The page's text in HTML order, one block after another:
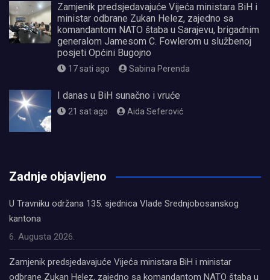
Zamjenik predsjedavajuće Vijeća ministara BiH i
ministar odbrane Zukan Helez, zajedno sa
komandantom NATO štaba u Sarajevu, brigadnim
generalom Jamesom C. Fowlerom u službenoj
posjeti Općini Bugojno
17 sati ago Sabina Perenda
I danas u BiH sunačno i vruće
21 sat ago Aida Seferović
Zadnje objavljeno
U Travniku održana 135. sjednica Vlade Srednjobosanskog
kantona
6. Augusta 2026.
Zamjenik predsjedavajuće Vijeća ministara BiH i ministar
odbrane Zukan Helez, zajedno sa komandantom NATO štaba u